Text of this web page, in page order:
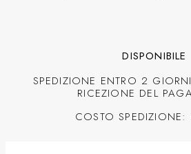
DISPONIBILE
SPEDIZIONE ENTRO 2
RICEZIONE DEL
COSTO